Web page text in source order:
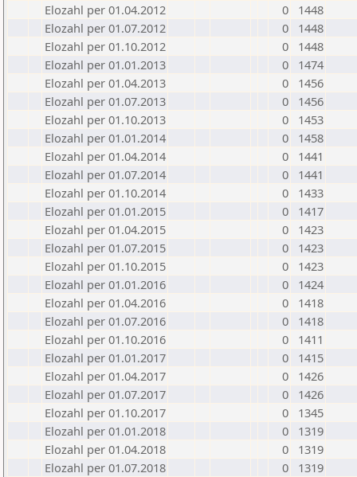
Elozahl per 01.04.2012
0
1448
Elozahl per 01.07.2012
0
1448
Elozahl per 01.10.2012
0
1448
Elozahl per 01.01.2013
0
1474
Elozahl per 01.04.2013
0
1456
Elozahl per 01.07.2013
0
1456
Elozahl per 01.10.2013
0
1453
Elozahl per 01.01.2014
0
1458
Elozahl per 01.04.2014
0
1441
Elozahl per 01.07.2014
0
1441
Elozahl per 01.10.2014
0
1433
Elozahl per 01.01.2015
0
1417
Elozahl per 01.04.2015
0
1423
Elozahl per 01.07.2015
0
1423
Elozahl per 01.10.2015
0
1423
Elozahl per 01.01.2016
0
1424
Elozahl per 01.04.2016
0
1418
Elozahl per 01.07.2016
0
1418
Elozahl per 01.10.2016
0
1411
Elozahl per 01.01.2017
0
1415
Elozahl per 01.04.2017
0
1426
Elozahl per 01.07.2017
0
1426
Elozahl per 01.10.2017
0
1345
Elozahl per 01.01.2018
0
1319
Elozahl per 01.04.2018
0
1319
Elozahl per 01.07.2018
0
1319